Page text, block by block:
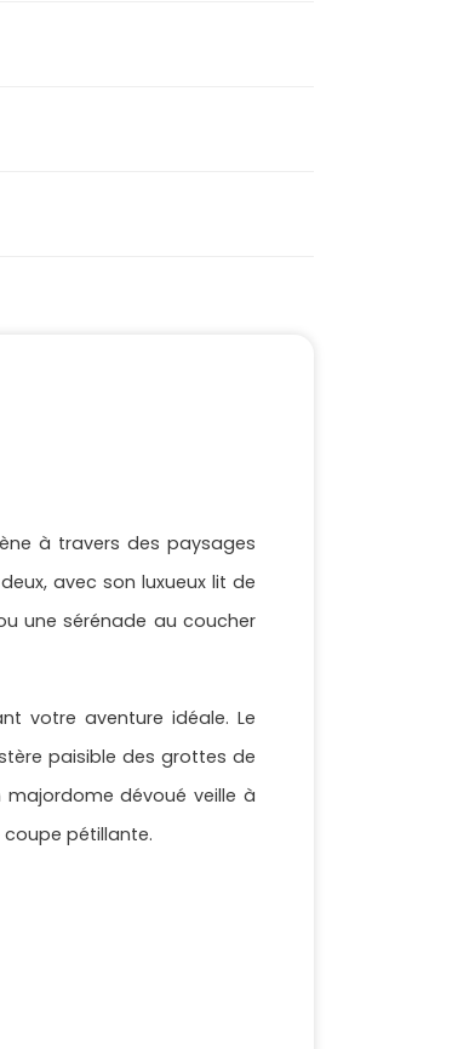
à travers des paysages
avec son luxueux lit de
une sérénade au coucher
votre aventure idéale. Le
paisible des grottes de
majordome dévoué veille à
pétillante.